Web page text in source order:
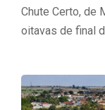
Chute Certo, de
oitavas de final